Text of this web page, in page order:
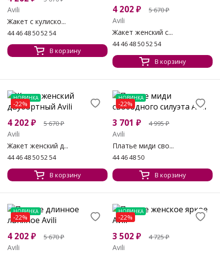
Avili
Жакет с кулиско...
44 46 48 50 52 54
В корзину
4 202 ₽ 5 670₽
Avili
Жакет женский с...
44 46 48 50 52 54
В корзину
НОВИНКА
-22%
4 202 ₽ 5 670₽
Avili
Жакет женский д...
44 46 48 50 52 54
В корзину
НОВИНКА
-22%
3 701 ₽ 4 995₽
Avili
Платье миди сво...
44 46 48 50
В корзину
НОВИНКА
-22%
4 202 ₽ 5 670₽
Avili
НОВИНКА
-22%
3 502 ₽ 4 725₽
Avili